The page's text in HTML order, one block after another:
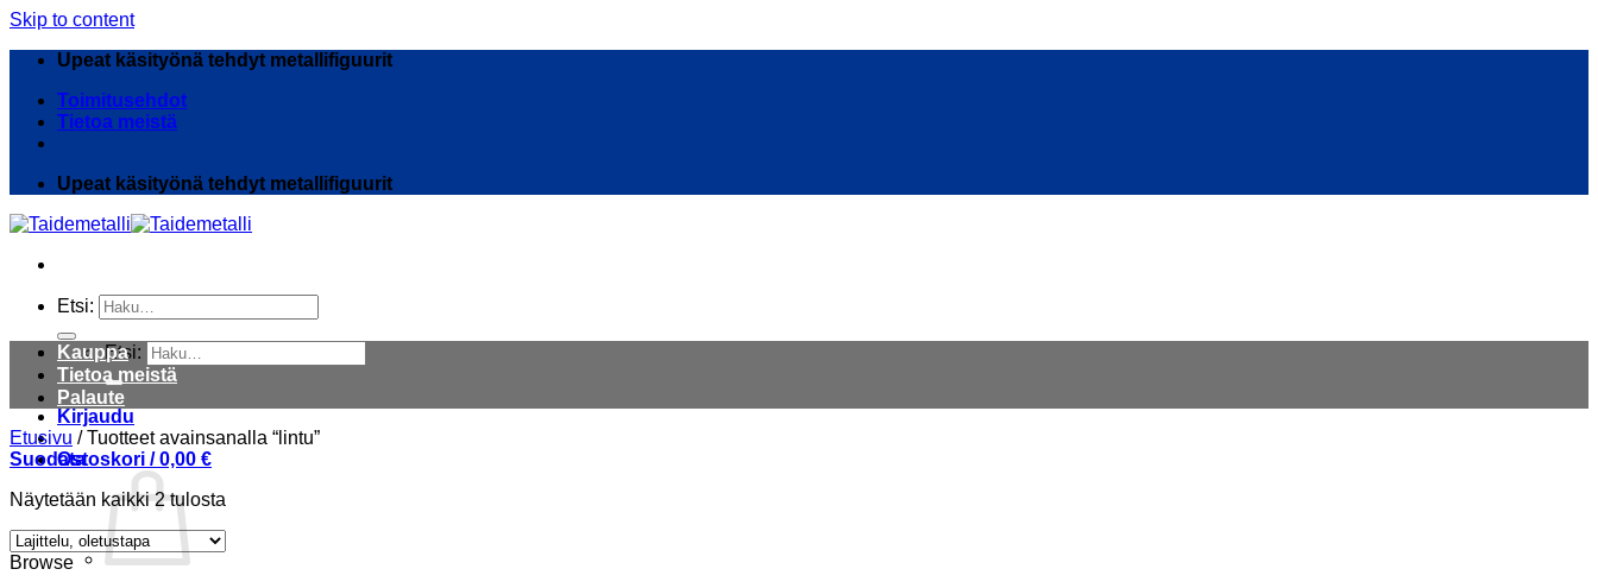
Skip to content
Upeat käsityönä tehdyt metallifiguurit
Toimitusehdot
Tietoa meistä
Upeat käsityönä tehdyt metallifiguurit
Etsi:
Etsi:
Kirjaudu
Ostoskori /0,00 €
Kauppa
Tietoa meistä
Palaute
Etusivu /Tuotteet avainsanalla “lintu”
Suodata
Näytetään kaikki 2 tulosta
Browse